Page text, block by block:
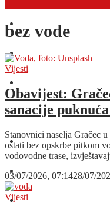
Projekti
Intervjui
Razno
O nama
Oglašavanje
bez vode
Vijesti
Obavijest:
sanacije
Stanovnici naselja Gračec
ostati bez opskrbe pitkom
vodovodne trase,
03/07/2026, 07:1428/07/
Vijesti